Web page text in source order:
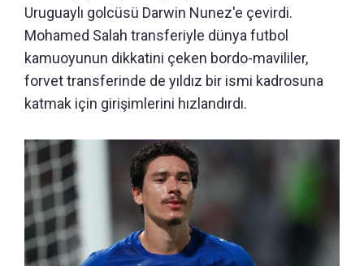
Uruguaylı golcüsü Darwin Nunez'e çevirdi.
Mohamed Salah transferiyle dünya futbol
kamuoyunun dikkatini çeken bordo-mavililer,
forvet transferinde de yıldız bir ismi kadrosuna
katmak için girişimlerini hızlandırdı.